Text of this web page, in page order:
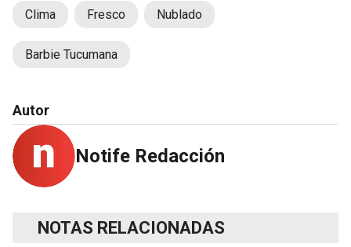
Clima Fresco Nublado
Barbie Tucumana
Autor
Notife Redacción
NOTAS RELACIONADAS